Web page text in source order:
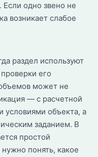
Если одно звено не
возникает слабое
раздел используют
его
может не
— с расчетной
условиями объекта, а
заданием. В
простой
понять, какое